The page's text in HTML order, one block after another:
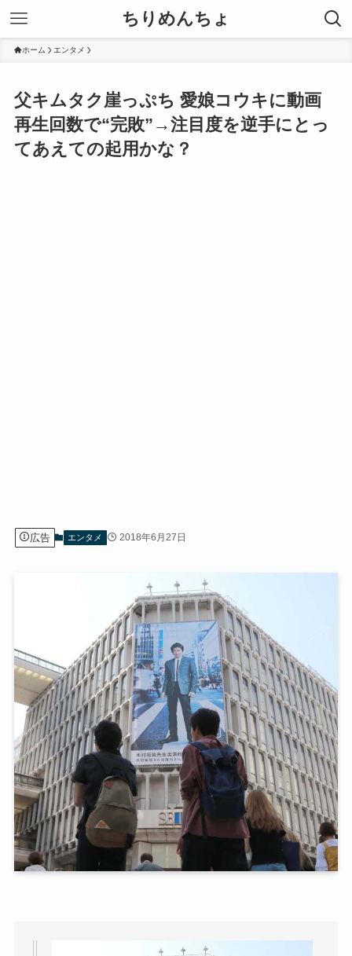
ちりめんちょ
ホーム エンタメ
父キムタク崖っぷち 愛娘コウキに動画
再生回数で“完敗”→注目度を逆手にとっ
てあえての起用かな？
広告 エンタメ 2018年6月27日